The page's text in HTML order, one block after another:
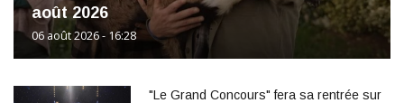
août 2026
06 août 2026 - 16:28
"Le Grand Concours" fera sa rentrée sur